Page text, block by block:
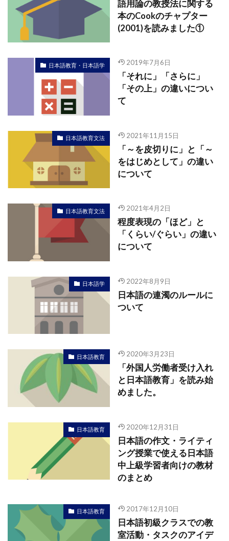
語用論の教授法に関する
本のCookのチャプター
(2001)を読みました①
日本語教育・日本語学 2019年7月6日
「それに」「さらに」
「その上」の違いについ
て
日本語教育文法 2021年11月15日
「～を皮切りに」と「～
をはじめとして」の違い
について
日本語教育文法 2021年4月2日
程度表現の「ほど」と
「くらい/ぐらい」の違い
について
日本語学 2022年8月9日
日本語の連濁のルールに
ついて
日本語教育 2020年3月23日
「外国人労働者受け入れ
と日本語教育」を読み始
めました。
日本語教育 2020年12月31日
日本語の作文・ライティ
ング授業で使える日本語
中上級学習者向けの教材
のまとめ
日本語教育 2017年12月10日
日本語初級クラスでの教
室活動・タスクのアイデ